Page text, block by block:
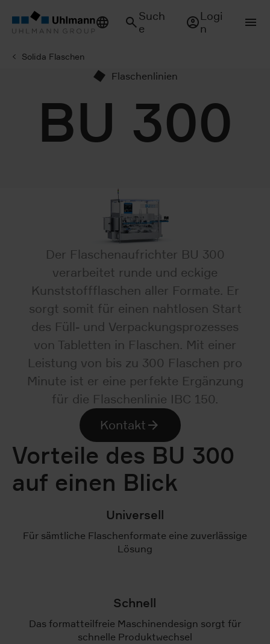
Such
e
Logi
n
Solida Flaschen
Flaschenlinien
BU 300
Der Flaschenaufrichter BU 300
verarbeitet runde und eckige
Kunststoffflaschen aller Formate. Er
sorgt somit für einen nahtlosen Start
des Füll- und Verpackungsprozesses
von Tabletten in Flaschen. Mit einer
Leistung von bis zu 300 Flaschen pro
Minute ist er eine perfekte Ergänzung
für die Flaschenlinie IBC 150.
Kontakt
Vorteile des BU 300
auf einen Blick
Universell
Für sämtliche Flaschenformate eine zuverlässige
Lösung
Schnell
Das formatteilfreie Maschinendesign sorgt für
schnelle Produktwechsel